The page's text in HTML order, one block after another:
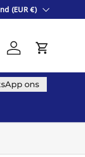
VOOR
(EUR €)
Inloggen
ons